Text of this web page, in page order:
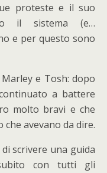
proteste e il suo
il sistema (e…
e per questo sono
e Tosh: dopo
a battere
molto bravi e che
avevano da dire.
scrivere una guida
con tutti gli